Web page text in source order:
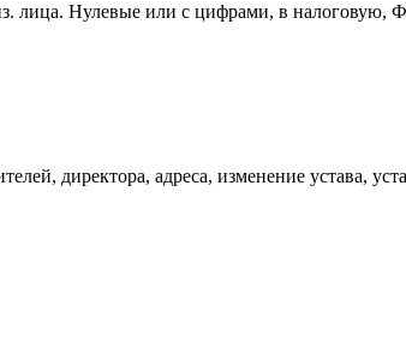
лица. Нулевые или с цифрами, в
директора, адреса, изменение устава,